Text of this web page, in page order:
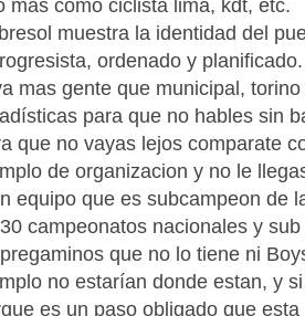
mas como ciclista lima, kdt, etc.
muestra la identidad del
ordenado y
mas gente que municipal,
para que no hables sin
que no vayas lejos comparate
de organizacion y no le
equipo que es subcampeon de
campeonatos nacionales y
que no lo tiene ni
no estarían donde estan, y
es un paso obligado que